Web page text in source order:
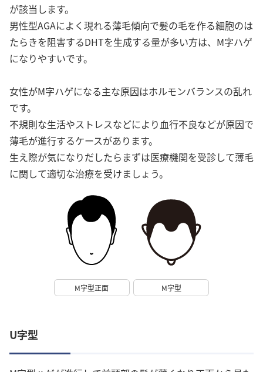
が該当します。
男性型AGAによく現れる薄毛傾向で髪の毛を作る細胞のは
たらきを阻害するDHTを生成する量が多い方は、M字ハゲ
になりやすいです。
女性がM字ハゲになる主な原因はホルモンバランスの乱れ
です。
不規則な生活やストレスなどにより血行不良などが原因で
薄毛が進行するケースがあります。
生え際が気になりだしたらまずは医療機関を受診して薄毛
に関して適切な治療を受けましょう。
M字型正面 M字型
U字型